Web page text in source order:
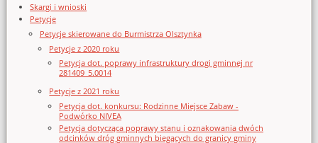
Skargi i wnioski
Petycje
Petycje skierowane do Burmistrza Olsztynka
Petycje z 2020 roku
Petycja dot. poprawy infrastruktury drogi gminnej nr
281409_5.0014
Petycje z 2021 roku
Petycja dot. konkursu: Rodzinne Miejsce Zabaw -
Podwórko NIVEA
Petycja dotycząca poprawy stanu i oznakowania dwóch
odcinków dróg gminnych biegących do granicy gminy